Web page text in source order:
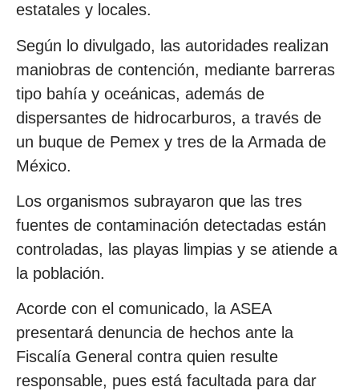
estatales y locales.
Según lo divulgado, las autoridades realizan
maniobras de contención, mediante barreras
tipo bahía y oceánicas, además de
dispersantes de hidrocarburos, a través de
un buque de Pemex y tres de la Armada de
México.
Los organismos subrayaron que las tres
fuentes de contaminación detectadas están
controladas, las playas limpias y se atiende a
la población.
Acorde con el comunicado, la ASEA
presentará denuncia de hechos ante la
Fiscalía General contra quien resulte
responsable, pues está facultada para dar